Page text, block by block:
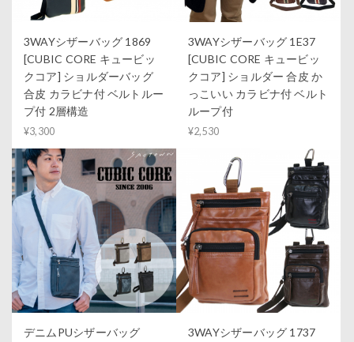
3WAYシザーバッグ 1869
[CUBIC CORE キュービッ
クコア] ショルダーバッグ
合皮 カラビナ付 ベルトルー
プ付 2層構造
¥3,300
3WAYシザーバッグ 1E37
[CUBIC CORE キュービッ
クコア] ショルダー 合皮 か
っこいい カラビナ付 ベルト
ループ付
¥2,530
デニムPUシザーバッグ
3WAYシザーバッグ 1737